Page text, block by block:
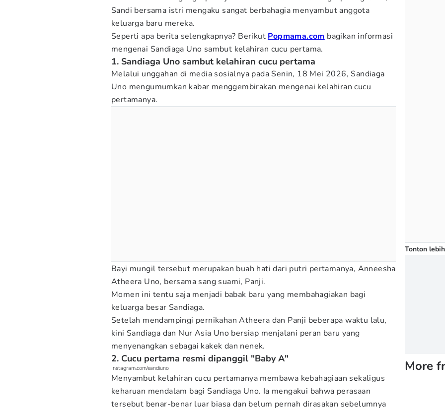
Sandi bersama istri mengaku sangat berbahagia menyambut anggota
keluarga baru mereka.
Seperti apa berita selengkapnya? Berikut Popmama.com bagikan informasi
mengenai Sandiaga Uno sambut kelahiran cucu pertama.
1. Sandiaga Uno sambut kelahiran cucu pertama
Melalui unggahan di media sosialnya pada Senin, 18 Mei 2026, Sandiaga
Uno mengumumkan kabar menggembirakan mengenai kelahiran cucu
pertamanya.
Bayi mungil tersebut merupakan buah hati dari putri pertamanya, Anneesha
Atheera Uno, bersama sang suami, Panji.
Momen ini tentu saja menjadi babak baru yang membahagiakan bagi
keluarga besar Sandiaga.
Setelah mendampingi pernikahan Atheera dan Panji beberapa waktu lalu,
kini Sandiaga dan Nur Asia Uno bersiap menjalani peran baru yang
menyenangkan sebagai kakek dan nenek.
2. Cucu pertama resmi dipanggil "Baby A"
Instagram.com/sandiuno
Menyambut kelahiran cucu pertamanya membawa kebahagiaan sekaligus
keharuan mendalam bagi Sandiaga Uno. Ia mengakui bahwa perasaan
tersebut benar-benar luar biasa dan belum pernah dirasakan sebelumnya
Tonton
More